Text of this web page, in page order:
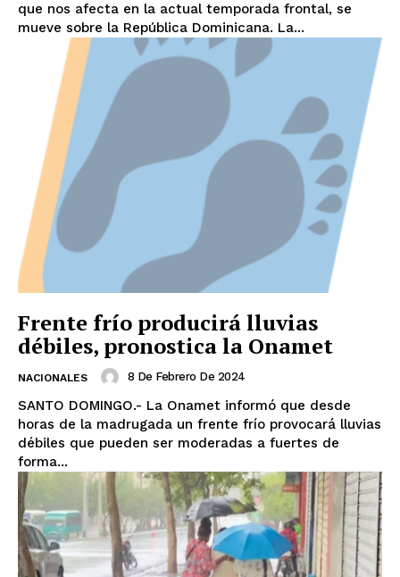
que nos afecta en la actual temporada frontal, se
mueve sobre la República Dominicana. La...
Frente frío producirá lluvias
débiles, pronostica la Onamet
NACIONALES 8 De Febrero De 2024
SANTO DOMINGO.- La Onamet informó que desde
horas de la madrugada un frente frío provocará lluvias
débiles que pueden ser moderadas a fuertes de
forma...